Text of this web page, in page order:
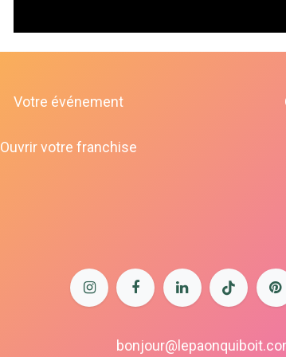
Votre événement
Ouvrir votre franchise